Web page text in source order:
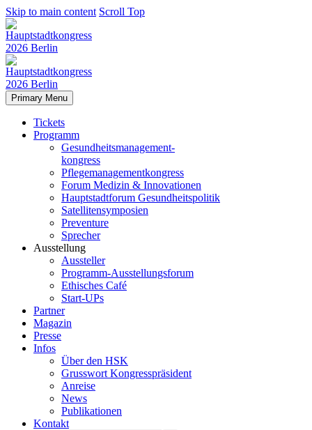
Skip to main content Scroll Top
Primary Menu
Tickets
Programm
Gesundheitsmanagement-
kongress
Pflegemanagementkongress
Forum Medizin & Innovationen
Hauptstadtforum Gesundheitspolitik
Satellitensymposien
Preventure
Sprecher
Ausstellung
Aussteller
Programm-Ausstellungsforum
Ethisches Café
Start-UPs
Partner
Magazin
Presse
Infos
Über den HSK
Grusswort Kongresspräsident
Anreise
News
Publikationen
Kontakt